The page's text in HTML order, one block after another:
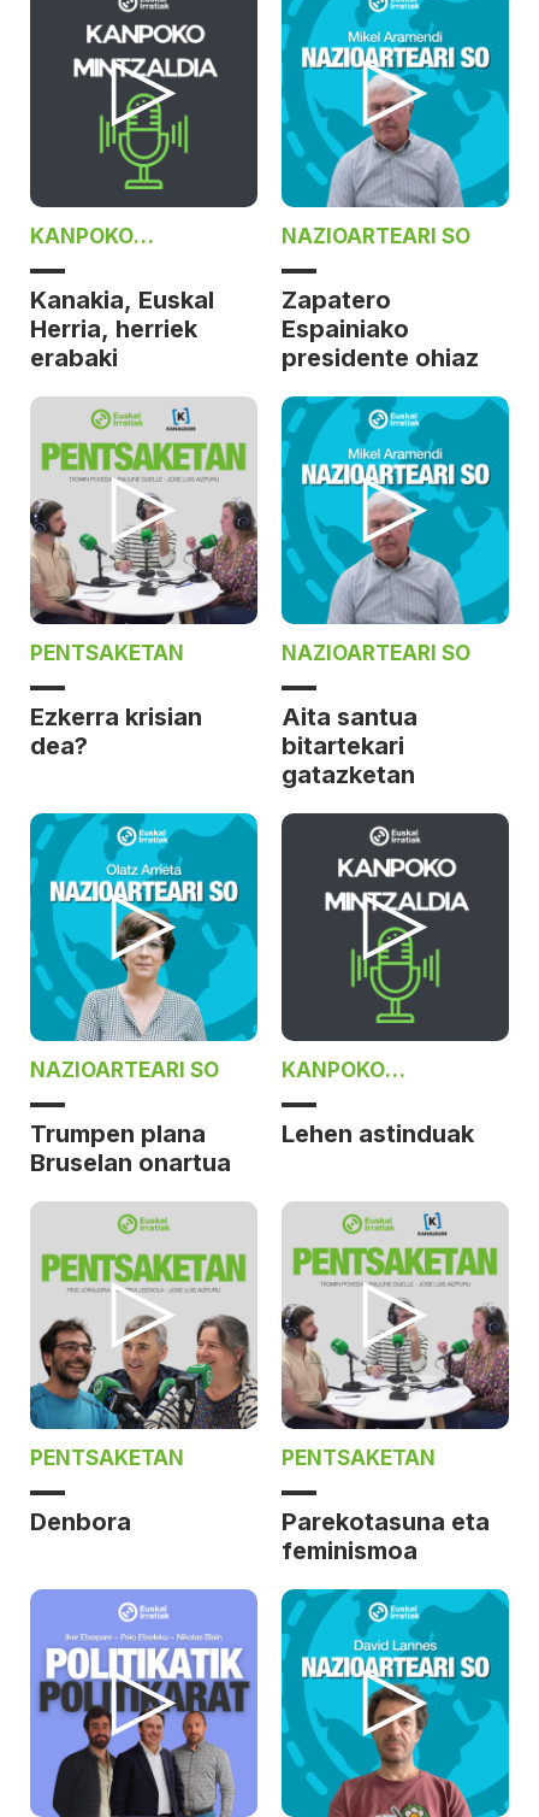
KANPOKO
MINTZALDIA
Kanakia, Euskal
Herria, herriek
erabaki
NAZIOARTEARI SO
Zapatero
Espainiako
presidente ohiaz
PENTSAKETAN
Ezkerra krisian
dea?
NAZIOARTEARI SO
Aita santua
bitartekari
gatazketan
NAZIOARTEARI SO
Trumpen plana
Bruselan onartua
KANPOKO
MINTZALDIA
Lehen astinduak
PENTSAKETAN
Denbora
PENTSAKETAN
Parekotasuna eta
feminismoa